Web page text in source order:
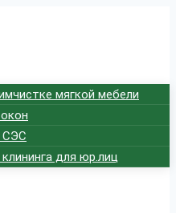
мягкой мебели
СЭС
для юр.лиц